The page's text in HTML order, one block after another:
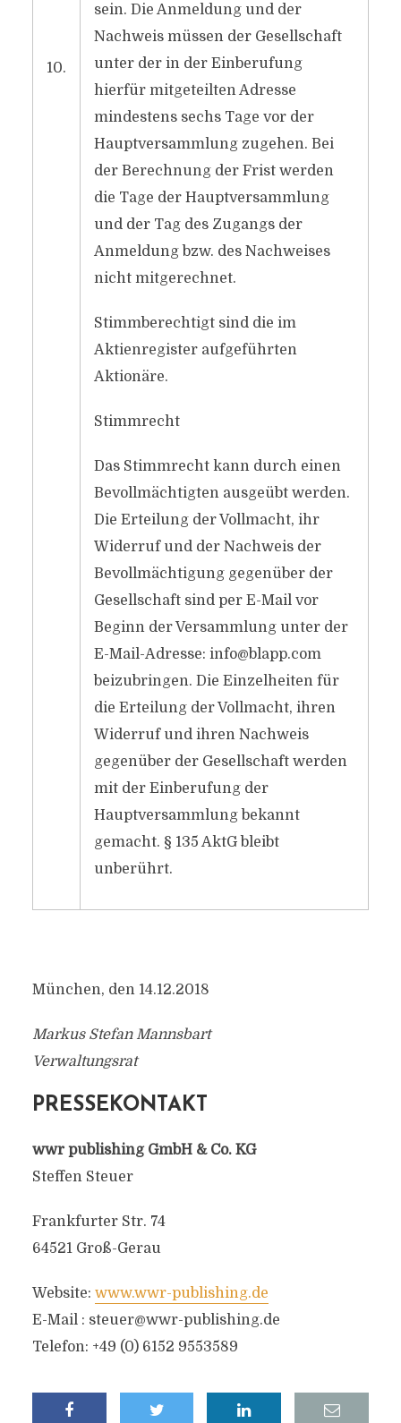
10.
sein. Die Anmeldung und der
Nachweis müssen der Gesellschaft
unter der in der Einberufung
hierfür mitgeteilten Adresse
mindestens sechs Tage vor der
Hauptversammlung zugehen. Bei
der Berechnung der Frist werden
die Tage der Hauptversammlung
und der Tag des Zugangs der
Anmeldung bzw. des Nachweises
nicht mitgerechnet.
Stimmberechtigt sind die im
Aktienregister aufgeführten
Aktionäre.
Stimmrecht
Das Stimmrecht kann durch einen
Bevollmächtigten ausgeübt werden.
Die Erteilung der Vollmacht, ihr
Widerruf und der Nachweis der
Bevollmächtigung gegenüber der
Gesellschaft sind per E-Mail vor
Beginn der Versammlung unter der
E-Mail-Adresse: info@blapp.com
beizubringen. Die Einzelheiten für
die Erteilung der Vollmacht, ihren
Widerruf und ihren Nachweis
gegenüber der Gesellschaft werden
mit der Einberufung der
Hauptversammlung bekannt
gemacht. § 135 AktG bleibt
unberührt.
München, den 14.12.2018
Markus Stefan Mannsbart
Verwaltungsrat
PRESSEKONTAKT
wwr publishing GmbH & Co. KG
Steffen Steuer
Frankfurter Str. 74
64521 Groß-Gerau
Website: www.wwr-publishing.de
E-Mail : steuer@wwr-publishing.de
Telefon: +49 (0) 6152 9553589